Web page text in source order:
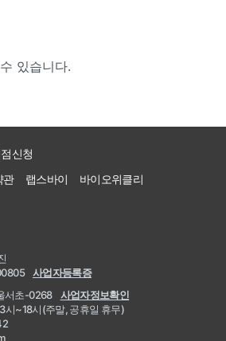
있습니다.
신청
관 랩스바이 바이오위클리
사업자등록증
서초-0268
사업자정보확인
시~18시(주말, 공휴일 휴무)